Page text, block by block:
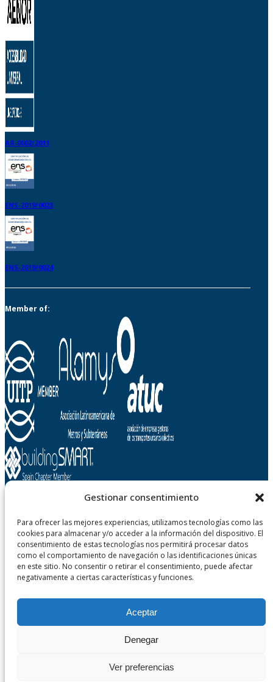
Gestionar consentimiento
Para ofrecer las mejores experiencias, utilizamos tecnologías como las
cookies para almacenar y/o acceder a la información del dispositivo. El
consentimiento de estas tecnologías nos permitirá procesar datos
como el comportamiento de navegación o las identificaciones únicas
en este sitio. No consentir o retirar el consentimiento, puede afectar
negativamente a ciertas características y funciones.
Aceptar
Denegar
Ver preferencias
AR-0002/2011
ENS-2019/0023
ENS-2019/0024
Member of:
Metropolitano de Tenerife, SA
Carretera Gral. La Cuesta - Taco, n° 124
38108 San Cristobal de La Laguna - Tenerife
Canary Islands, Spain
Data Protection|Cookies